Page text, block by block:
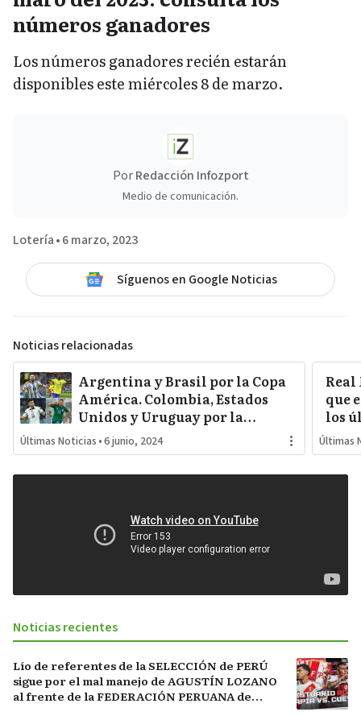
números ganadores
Los números ganadores recién estarán
disponibles este miércoles 8 de marzo.
PorRedacción Infozport
Medio de comunicación.
Lotería•6 marzo, 2023
Síguenos en Google Noticias
Noticias relacionadas
Argentina y Brasil por la Copa
América. Colombia, Estados
Unidos y Uruguay por la
sorpresa. Paraguay y Perú
darán pelea…
Últimas Noticias •6 junio, 2024
que
los
Últimas
Noticias recientes
Lío de referentes de la SELECCIÓN de PERÚ
sigue por el mal manejo de AGUSTÍN LOZANO
al frente de la FEDERACIÓN PERUANA de